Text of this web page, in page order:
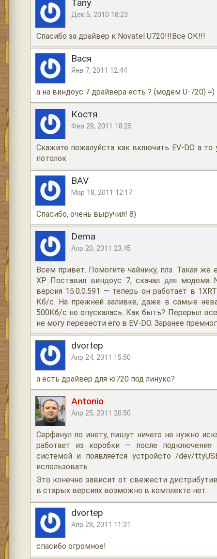
Tany
Дек 5, 2010 18:23
Cпасибо за драйвер к Novatel U720!!!Все ОК!!!
Вася
Янв 7, 2011 12:44
а на виндоус 7 драйвера есть ? (модем U-720) =)
Костя
Фев 28, 2011 18:25
Скажите пожалуйста как включить EV-DO а то
потолок
BAV
Мар 18, 2011 12:17
Спасибо, очень выручил! 8)
Dema
Апр 20, 2011 23:45
Всем привет. Помогите чайнику, плз. Такая же
ХР Поставил виндоус 7, скачал для модема
версия 15.0.0.591 — теперь он работает в
Кб/с. На прежней заливке, даже в самые
500Кб/с не опускалась. Как быть? Перерыл
не могу перевести его в EV-DO. Заранее
dvortep
Апр 24, 2011 15:50
а есть драйвер для ю720 под линукс?
Antonio
Апр 25, 2011 20:50
Серфанул по инету, пишут ничего не нужно
работает из коробки — после подключения
системой и появляется устройсто /dev/
использовать.
Это конечно зависит от свежести
в старых версиях возможно в комплекте нет.
dvortep
Апр 28, 2011 11:31
спасибо огромное!